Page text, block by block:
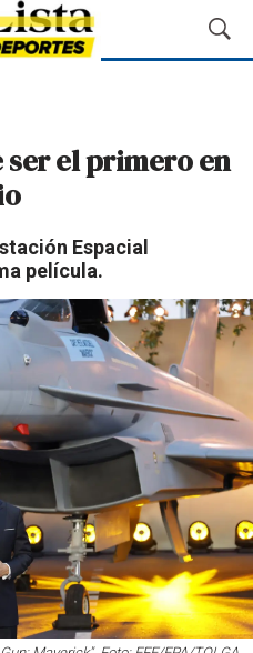
M
o
a
r
u
e
d
ser el primero en
Espacial
película.